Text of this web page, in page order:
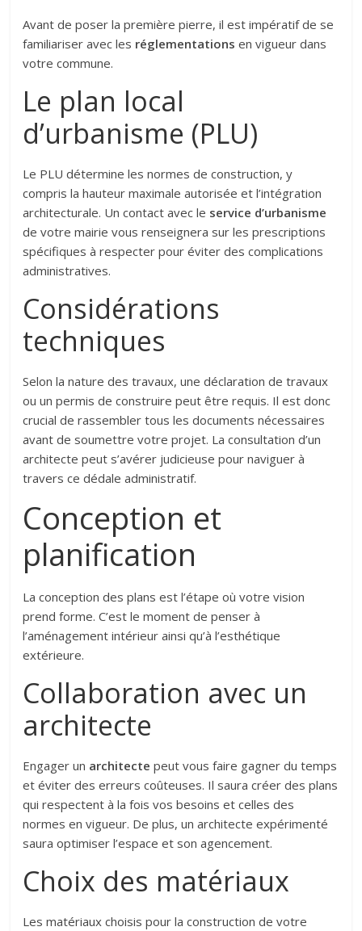
Avant de poser la première pierre, il est impératif de se
familiariser avec les réglementations en vigueur dans
votre commune.
Le plan local
d’urbanisme (PLU)
Le PLU détermine les normes de construction, y
compris la hauteur maximale autorisée et l’intégration
architecturale. Un contact avec le service d’urbanisme
de votre mairie vous renseignera sur les prescriptions
spécifiques à respecter pour éviter des complications
administratives.
Considérations
techniques
Selon la nature des travaux, une déclaration de travaux
ou un permis de construire peut être requis. Il est donc
crucial de rassembler tous les documents nécessaires
avant de soumettre votre projet. La consultation d’un
architecte peut s’avérer judicieuse pour naviguer à
travers ce dédale administratif.
Conception et
planification
La conception des plans est l’étape où votre vision
prend forme. C’est le moment de penser à
l’aménagement intérieur ainsi qu’à l’esthétique
extérieure.
Collaboration avec un
architecte
Engager un architecte peut vous faire gagner du temps
et éviter des erreurs coûteuses. Il saura créer des plans
qui respectent à la fois vos besoins et celles des
normes en vigueur. De plus, un architecte expérimenté
saura optimiser l’espace et son agencement.
Choix des matériaux
Les matériaux choisis pour la construction de votre